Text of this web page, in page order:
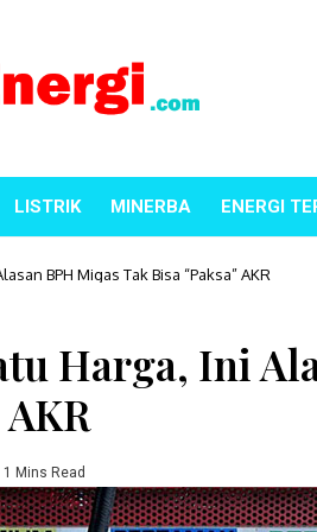
LISTRIK MINERBA ENERGI
BPH Migas Tak Bisa “Paksa” AKR
Harga, Ini
1 Mins Read